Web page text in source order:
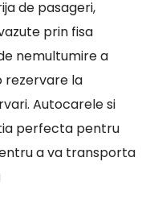
de pasageri,
prin fisa
nemultumire a
rezervare la
Autocarele si
perfecta pentru
a va transporta